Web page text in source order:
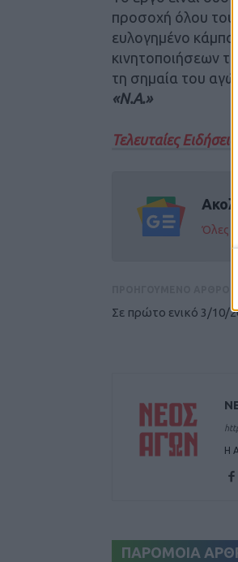
προσοχή όλου του
ευλογημένο
κινητοποιήσεων
τη σημαία του
«Ν.Α.»
Τελευταίες
Όλες
Σε πρώτο ενικό 3/10/
Η
ΠΑΡΟΜΟΙΑ